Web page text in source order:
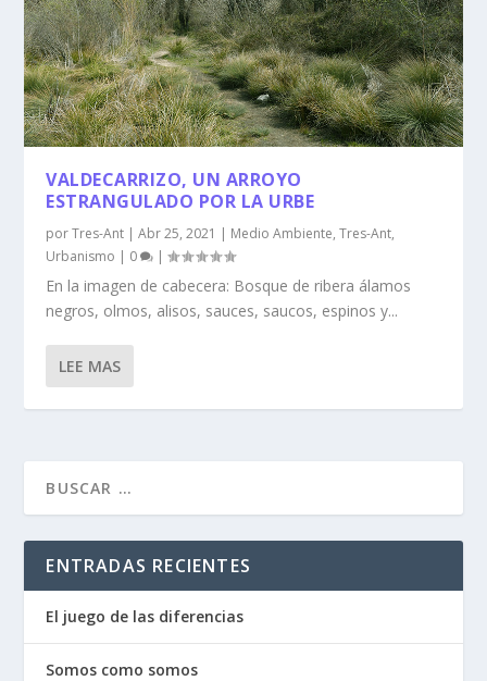
VALDECARRIZO, UN ARROYO
ESTRANGULADO POR LA URBE
porTres-Ant |Abr 25, 2021 | Medio Ambiente,Tres-Ant,
Urbanismo | 0 |
En la imagen de cabecera: Bosque de ribera álamos
negros, olmos, alisos, sauces, saucos, espinos y...
LEE MAS
ENTRADAS RECIENTES
El juego de las diferencias
Somos como somos